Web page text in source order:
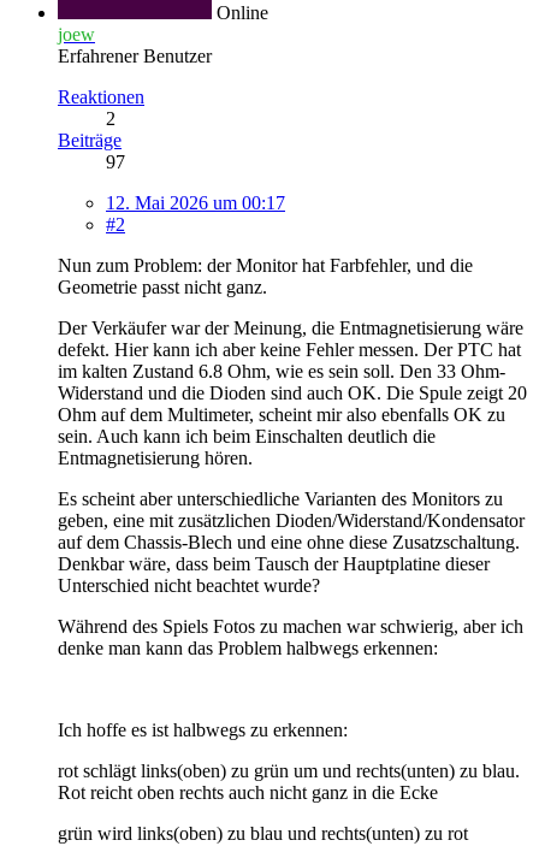
Online
joew
Erfahrener Benutzer
Reaktionen
2
Beiträge
97
12. Mai 2026 um 00:17
#2
Nun zum Problem: der Monitor hat Farbfehler, und die
Geometrie passt nicht ganz.
Der Verkäufer war der Meinung, die Entmagnetisierung wäre
defekt. Hier kann ich aber keine Fehler messen. Der PTC hat
im kalten Zustand 6.8 Ohm, wie es sein soll. Den 33 Ohm-
Widerstand und die Dioden sind auch OK. Die Spule zeigt 20
Ohm auf dem Multimeter, scheint mir also ebenfalls OK zu
sein. Auch kann ich beim Einschalten deutlich die
Entmagnetisierung hören.
Es scheint aber unterschiedliche Varianten des Monitors zu
geben, eine mit zusätzlichen Dioden/Widerstand/Kondensator
auf dem Chassis-Blech und eine ohne diese Zusatzschaltung.
Denkbar wäre, dass beim Tausch der Hauptplatine dieser
Unterschied nicht beachtet wurde?
Während des Spiels Fotos zu machen war schwierig, aber ich
denke man kann das Problem halbwegs erkennen:
Ich hoffe es ist halbwegs zu erkennen:
rot schlägt links(oben) zu grün um und rechts(unten) zu blau.
Rot reicht oben rechts auch nicht ganz in die Ecke
grün wird links(oben) zu blau und rechts(unten) zu rot